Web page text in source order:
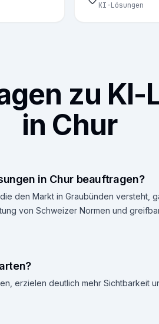
KI-Lösungen
zu KI-
in Chur
in Chur beauftragen?
den Markt in Graubünden versteht,
von Schweizer Normen und
erzielen deutlich mehr Sichtbarkeit